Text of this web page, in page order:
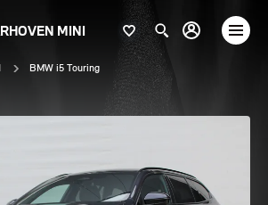
MINI
BMW i5 Touring